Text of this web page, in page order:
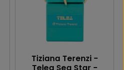
Tiziana Terenzi -